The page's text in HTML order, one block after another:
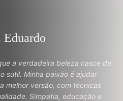
Eduardo
a verdadeira beleza nasce da
sutil. Minha paixão é ajudar
melhor versão, com técnicas
Simpatia, educação e